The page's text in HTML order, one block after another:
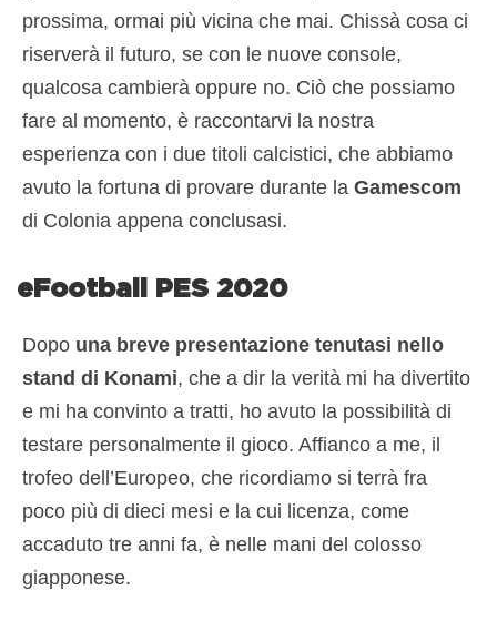
prossima, ormai più vicina che mai. Chissà cosa ci
riserverà il futuro, se con le nuove console,
qualcosa cambierà oppure no. Ciò che possiamo
fare al momento, è raccontarvi la nostra
esperienza con i due titoli calcistici, che abbiamo
avuto la fortuna di provare durante la Gamescom
di Colonia appena conclusasi.
eFootball PES 2020
Dopo una breve presentazione tenutasi nello
stand di Konami, che a dir la verità mi ha divertito
e mi ha convinto a tratti, ho avuto la possibilità di
testare personalmente il gioco. Affianco a me, il
trofeo dell’Europeo, che ricordiamo si terrà fra
poco più di dieci mesi e la cui licenza, come
accaduto tre anni fa, è nelle mani del colosso
giapponese.